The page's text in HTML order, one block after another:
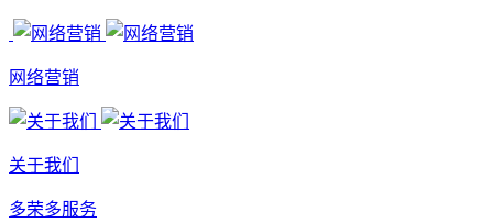
网络营销
关于我们
多荣多服务